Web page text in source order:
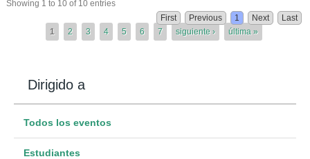
Showing 1 to 10 of 10 entries
First
Previous 1 Next Last
Páginas
1 2 3 4 5 6 7 siguiente › última »
Dirigido a
Todos los eventos
Estudiantes